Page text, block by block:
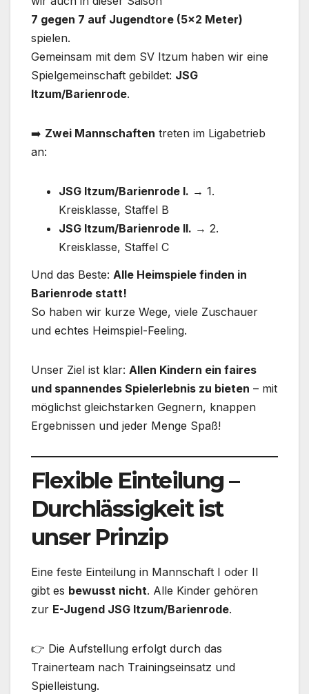
7 gegen 7 auf Jugendtore (5×2 Meter)
spielen.
Gemeinsam mit dem SV Itzum haben wir eine
Spielgemeinschaft gebildet: JSG
Itzum/Barienrode.
➡️ Zwei Mannschaften treten im Ligabetrieb
an:
JSG Itzum/Barienrode I. → 1.
Kreisklasse, Staffel B
JSG Itzum/Barienrode II. → 2.
Kreisklasse, Staffel C
Und das Beste: Alle Heimspiele finden in
Barienrode statt!
So haben wir kurze Wege, viele Zuschauer
und echtes Heimspiel-Feeling.
Unser Ziel ist klar: Allen Kindern ein faires
und spannendes Spielerlebnis zu bieten – mit
möglichst gleichstarken Gegnern, knappen
Ergebnissen und jeder Menge Spaß!
Flexible Einteilung –
Durchlässigkeit ist
unser Prinzip
Eine feste Einteilung in Mannschaft I oder II
gibt es bewusst nicht. Alle Kinder gehören
zur E-Jugend JSG Itzum/Barienrode.
👉 Die Aufstellung erfolgt durch das
Trainerteam nach Trainingseinsatz und
Spielleistung.